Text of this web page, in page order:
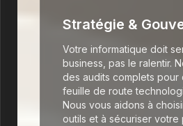
Stratégie &
Votre informatique doit
business, pas le ralentir.
des audits complets pour
feuille de route
Nous vous aidons à
outils et à sécuriser votre